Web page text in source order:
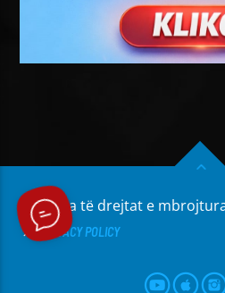
Të gjitha të drejtat e
PRIVACY POLICY